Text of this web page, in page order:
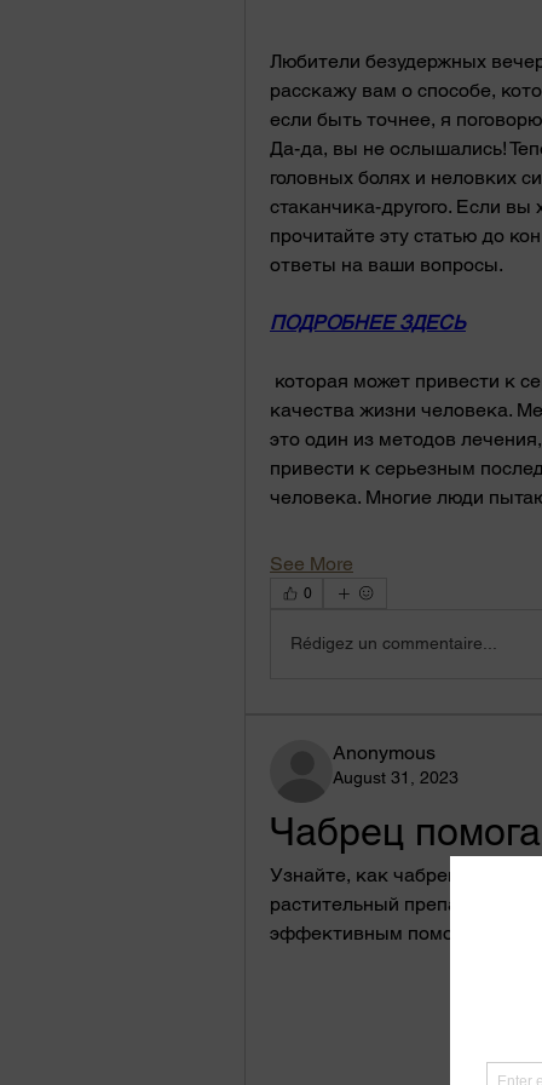
Любители безудержных
расскажу вам о способе,
если быть точнее, я
Да-да, вы не ослышались!
головных болях и неловких
стаканчика-другого. Если
прочитайте эту статью до
ответы на ваши вопросы.
ПОДРОБНЕЕ ЗДЕСЬ
качества жизни человека.
это один из методов
привести к серьезным
человека. Многие люди
See More
0
Rédigez un commentaire...
Anonymous
August 31, 2023
Чабрец
Узнайте, как чабрец может
растительный препарат
эффективным помощником